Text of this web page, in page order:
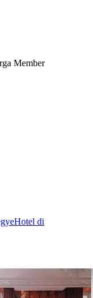
Member
Hotel di